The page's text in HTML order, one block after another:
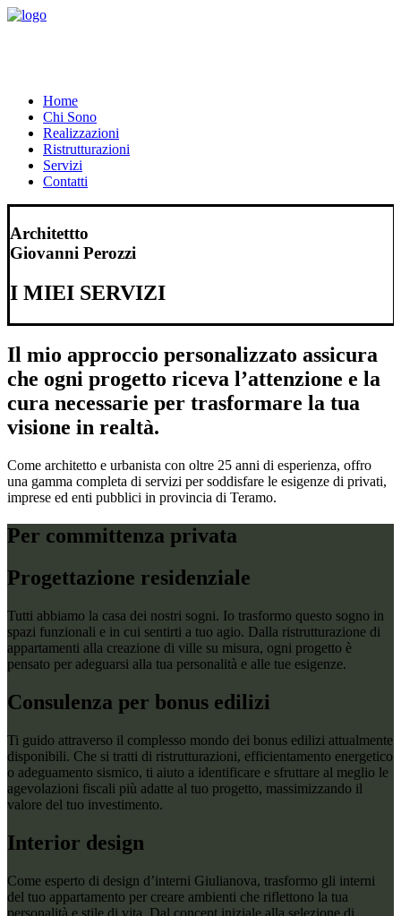
Home
Chi Sono
Realizzazioni
Ristrutturazioni
Servizi
Contatti
Architettto
Giovanni Perozzi
I MIEI SERVIZI
Il mio approccio personalizzato assicura
che ogni progetto riceva l’attenzione e la
cura necessarie per trasformare la tua
visione in realtà.
Come architetto e urbanista con oltre 25 anni di esperienza, offro
una gamma completa di servizi per soddisfare le esigenze di privati,
imprese ed enti pubblici in provincia di Teramo.
Per committenza privata
Progettazione residenziale
Tutti abbiamo la casa dei nostri sogni. Io trasformo questo sogno in
spazi funzionali e in cui sentirti a tuo agio. Dalla ristrutturazione di
appartamenti alla creazione di ville su misura, ogni progetto è
pensato per adeguarsi alla tua personalità e alle tue esigenze.
Consulenza per bonus edilizi
Ti guido attraverso il complesso mondo dei bonus edilizi attualmente
disponibili. Che si tratti di ristrutturazioni, efficientamento energetico
o adeguamento sismico, ti aiuto a identificare e sfruttare al meglio le
agevolazioni fiscali più adatte al tuo progetto, massimizzando il
valore del tuo investimento.
Interior design
Come esperto di design d’interni Giulianova, trasformo gli interni
del tuo appartamento per creare ambienti che riflettono la tua
personalità e stile di vita. Dal concept iniziale alla selezione di